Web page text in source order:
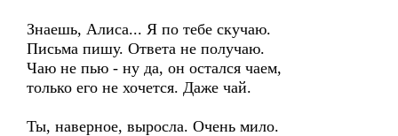
Знаешь, Алиса... Я по тебе скучаю.
Письма пишу. Ответа не получаю.
Чаю не пью - ну да, он остался чаем,
только его не хочется. Даже чай.
Ты, наверное, выросла. Очень мило.